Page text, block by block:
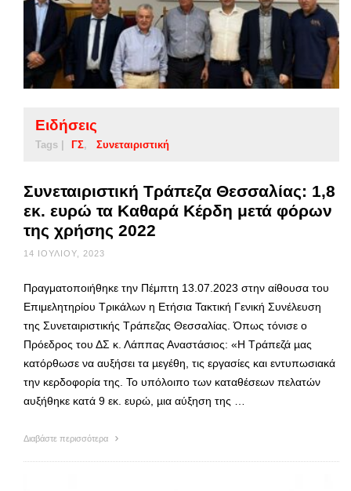
Ειδήσεις
Tags | ΓΣ Συνεταιριστική
Συνεταιριστική Τράπεζα Θεσσαλίας: 1,8
εκ. ευρώ τα Καθαρά Κέρδη μετά φόρων
της χρήσης 2022
14 ΙΟΥΛΊΟΥ, 2023
Πραγματοποιήθηκε την Πέμπτη 13.07.2023 στην αίθουσα του
Επιμελητηρίου Τρικάλων η Ετήσια Τακτική Γενική Συνέλευση
της Συνεταιριστικής Τράπεζας Θεσσαλίας. Όπως τόνισε ο
Πρόεδρος του ΔΣ κ. Λάππας Αναστάσιος: «Η Τράπεζά µας
κατόρθωσε να αυξήσει τα µεγέθη, τις εργασίες και εντυπωσιακά
την κερδοφορία της. Το υπόλοιπο των καταθέσεων πελατών
αυξήθηκε κατά 9 εκ. ευρώ, µια αύξηση της …
Διαβάστε περισσότερα